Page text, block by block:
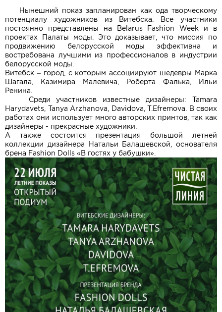
Нынешний показ запланирован как ода творческому
потенциалу художников из Витебска. Все участники
постоянно представлены на Belarus Fashion Week и в
проектах Палаты моды. Это доказывает, что миссия по
продвижению белорусской моды эффективна и
востребована лучшими из профессионалов в индустрии
белорусской моды.
Витебск – город, с которым ассоциируют шедевры Марка
Шагала, Казимира Малевича, Роберта Фалька, Ильи
Ренина.
Среди участников известные дизайнеры: Tamara
Harydavets, Tanya Arzhanova, Davidova, T.Efremova. В своих
работах они использует много авторских принтов, так как
дизайнеры - прекрасные художники.
А также состоится презентация большой летней
коллекции дизайнера Натальи Балашевской, основателя
брена Fashion Dolls «В гостях у бабушки».